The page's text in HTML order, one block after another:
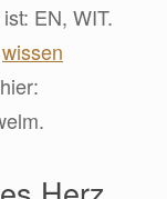
EN, WIT.
wissen